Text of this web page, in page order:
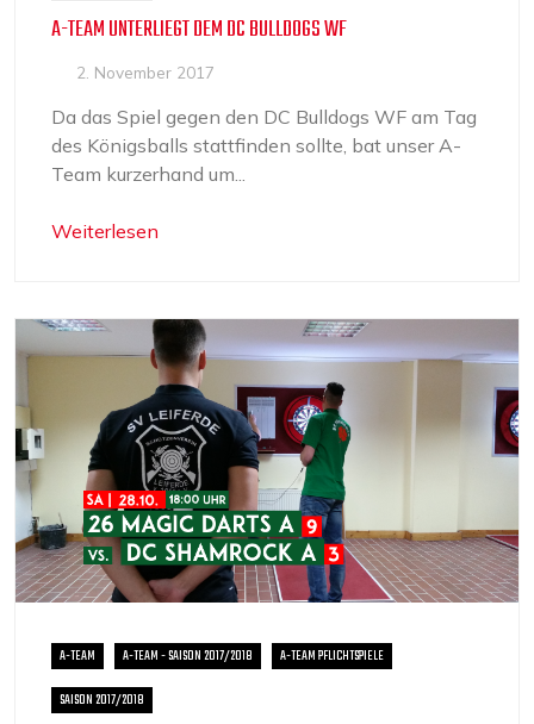
A-TEAM UNTERLIEGT DEM DC BULLDOGS WF
2. November 2017
Da das Spiel gegen den DC Bulldogs WF am Tag
des Königsballs stattfinden sollte, bat unser A-
Team kurzerhand um...
Weiterlesen
A-TEAM A-TEAM - SAISON 2017/2018 A-TEAM PFLICHTSPIELE
SAISON 2017/2018